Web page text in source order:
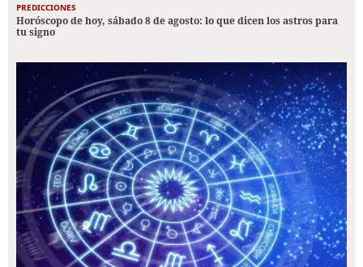
PREDICCIONES
Horóscopo de hoy, sábado 8 de agosto: lo que dicen los astros para
tu signo